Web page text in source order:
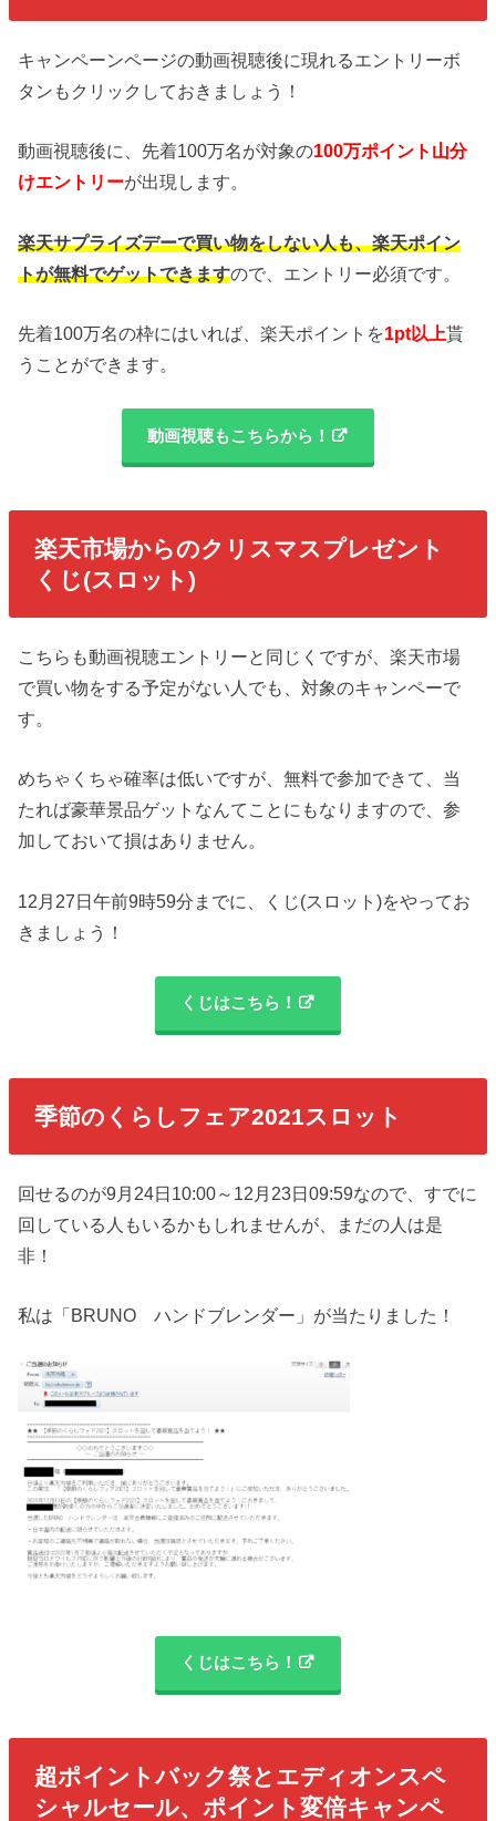
キャンペーンページの動画視聴後に現れるエントリーボ
タンもクリックしておきましょう！
動画視聴後に、先着100万名が対象の100万ポイント山分
けエントリーが出現します。
楽天サプライズデーで買い物をしない人も、楽天ポイン
トが無料でゲットできますので、エントリー必須です。
先着100万名の枠にはいれば、楽天ポイントを1pt以上貰
うことができます。
動画視聴もこちらから！
楽天市場からのクリスマスプレゼント
くじ(スロット)
こちらも動画視聴エントリーと同じくですが、楽天市場
で買い物をする予定がない人でも、対象のキャンペーで
す。
めちゃくちゃ確率は低いですが、無料で参加できて、当
たれば豪華景品ゲットなんてことにもなりますので、参
加しておいて損はありません。
12月27日午前9時59分までに、くじ(スロット)をやってお
きましょう！
くじはこちら！
季節のくらしフェア2021スロット
回せるのが9月24日10:00～12月23日09:59なので、すでに
回している人もいるかもしれませんが、まだの人は是
非！
私は「BRUNO ハンドブレンダー」が当たりました！
くじはこちら！
超ポイントバック祭とエディオンスペ
シャルセール、ポイント変倍キャンペ